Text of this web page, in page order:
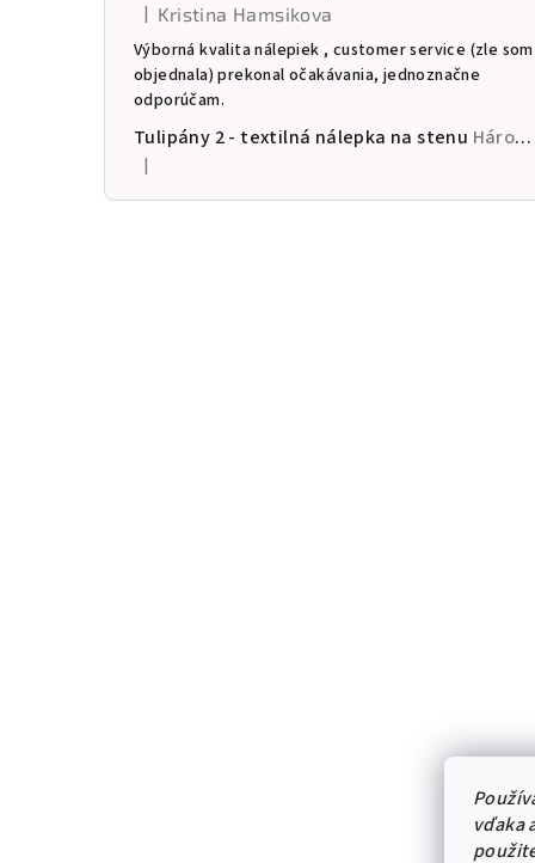
vďaka
Hodnotenie produktu je 5 z 5 hviezdičiek.
| Kristina Hamsikova
Výborná kvalita nálepiek , customer service (zle som
objednala) prekonal očakávania, jednoznačne
odporúčam.
Tulipány 2 - textilná nálepka na stenu Hárok 60×120cm • 13 samostatných nálepiek
Hodnotenie produktu je 5 z 5 hviezdičiek.
|